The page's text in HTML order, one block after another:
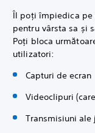
Îl poți împiedica pe
pentru vârsta sa și
Poți bloca
utilizatori:
Capturi de ecran
Videoclipuri
Transmisiuni ale